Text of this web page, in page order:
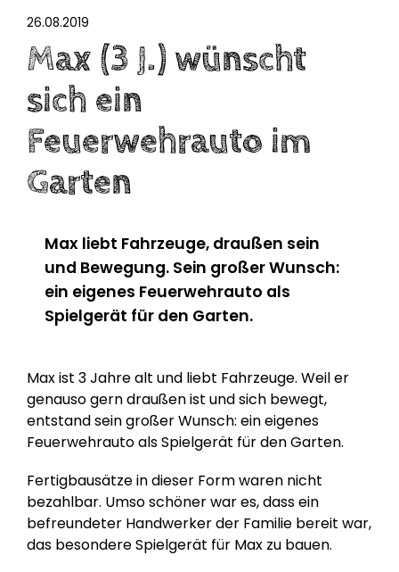
26.08.2019
Max (3 J.) wünscht
sich ein
Feuerwehrauto im
Garten
Max liebt Fahrzeuge, draußen sein
und Bewegung. Sein großer Wunsch:
ein eigenes Feuerwehrauto als
Spielgerät für den Garten.
Max ist 3 Jahre alt und liebt Fahrzeuge. Weil er
genauso gern draußen ist und sich bewegt,
entstand sein großer Wunsch: ein eigenes
Feuerwehrauto als Spielgerät für den Garten.
Fertigbausätze in dieser Form waren nicht
bezahlbar. Umso schöner war es, dass ein
befreundeter Handwerker der Familie bereit war,
das besondere Spielgerät für Max zu bauen.